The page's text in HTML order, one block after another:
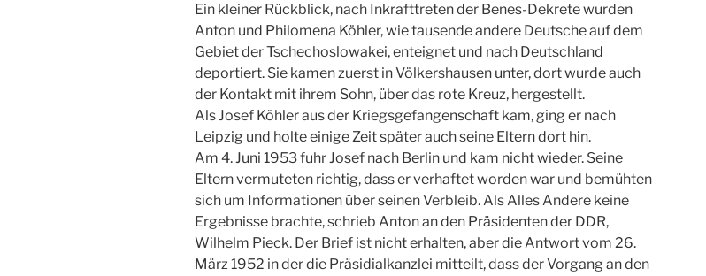
Ein kleiner Rückblick, nach Inkrafttreten der Benes-Dekrete wurden
Anton und Philomena Köhler, wie tausende andere Deutsche auf dem
Gebiet der Tschechoslowakei, enteignet und nach Deutschland
deportiert. Sie kamen zuerst in Völkershausen unter, dort wurde auch
der Kontakt mit ihrem Sohn, über das rote Kreuz, hergestellt.
Als Josef Köhler aus der Kriegsgefangenschaft kam, ging er nach
Leipzig und holte einige Zeit später auch seine Eltern dort hin.
Am 4. Juni 1953 fuhr Josef nach Berlin und kam nicht wieder. Seine
Eltern vermuteten richtig, dass er verhaftet worden war und bemühten
sich um Informationen über seinen Verbleib. Als Alles Andere keine
Ergebnisse brachte, schrieb Anton an den Präsidenten der DDR,
Wilhelm Pieck. Der Brief ist nicht erhalten, aber die Antwort vom 26.
März 1952 in der die Präsidialkanzlei mitteilt, dass der Vorgang an den